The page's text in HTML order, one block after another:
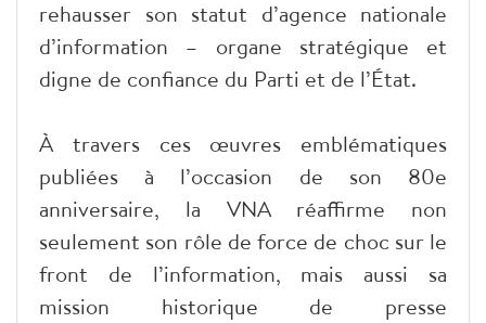
rehausser son statut d’agence nationale
d’information – organe stratégique et
digne de confiance du Parti et de l’État.
À travers ces œuvres emblématiques
publiées à l’occasion de son 80e
anniversaire, la VNA réaffirme non
seulement son rôle de force de choc sur le
front de l’information, mais aussi sa
mission historique de presse